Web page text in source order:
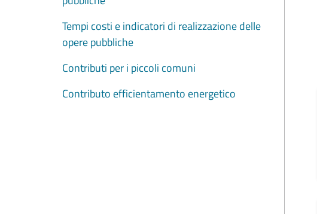
Tempi costi e indicatori di realizzazione delle
opere pubbliche
Contributi per i piccoli comuni
Contributo efficientamento energetico